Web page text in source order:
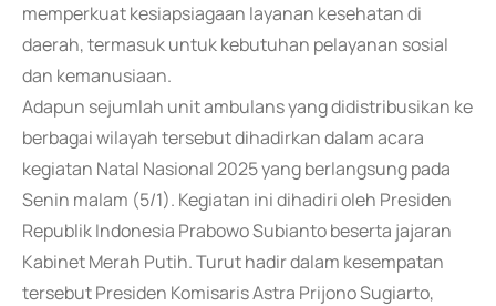
memperkuat kesiapsiagaan layanan kesehatan di
daerah, termasuk untuk kebutuhan pelayanan sosial
dan kemanusiaan.
Adapun sejumlah unit ambulans yang didistribusikan ke
berbagai wilayah tersebut dihadirkan dalam acara
kegiatan Natal Nasional 2025 yang berlangsung pada
Senin malam (5/1). Kegiatan ini dihadiri oleh Presiden
Republik Indonesia Prabowo Subianto beserta jajaran
Kabinet Merah Putih. Turut hadir dalam kesempatan
tersebut Presiden Komisaris Astra Prijono Sugiarto,